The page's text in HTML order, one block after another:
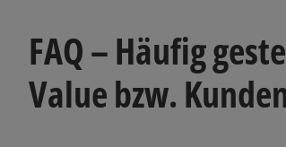
FAQ – Häufig
Value bzw.